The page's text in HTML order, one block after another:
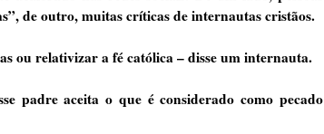
de outro, muitas críticas de internautas cristãos.
ou relativizar a fé católica – disse um internauta.
padre aceita o que é considerado como pecado